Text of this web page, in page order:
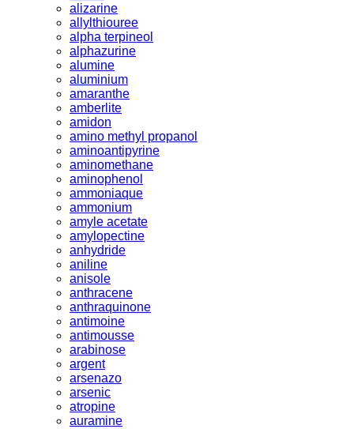
alizarine
allylthiouree
alpha terpineol
alphazurine
alumine
aluminium
amaranthe
amberlite
amidon
amino methyl propanol
aminoantipyrine
aminomethane
aminophenol
ammoniaque
ammonium
amyle acetate
amylopectine
anhydride
aniline
anisole
anthracene
anthraquinone
antimoine
antimousse
arabinose
argent
arsenazo
arsenic
atropine
auramine